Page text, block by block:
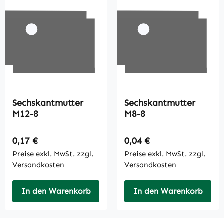
Sechskantmutter
M12-8
Regulärer Preis:
0,17 €
Preise exkl. MwSt. zzgl.
Versandkosten
In den Warenkorb
Sechskantmutter
M8-8
Regulärer Preis:
0,04 €
Preise exkl. MwSt. zzgl.
Versandkosten
In den Warenkorb